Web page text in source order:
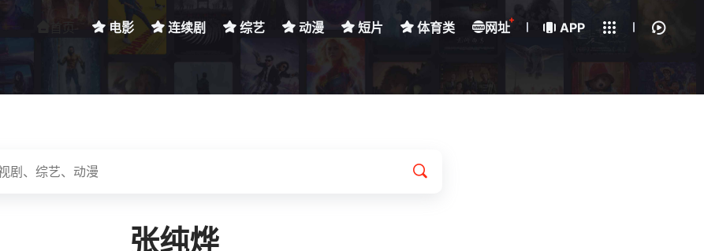
电影 连续剧 综艺 动漫 短片 体育类 网址
+
APP
下载客户端
我的观影记录
张纯烨